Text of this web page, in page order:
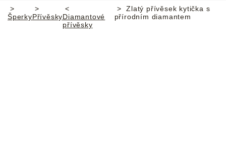
Domů
ŠperkyPřívěskyDiamantové
přívěsky
Zlatý přívěsek kytička s
přírodním diamantem